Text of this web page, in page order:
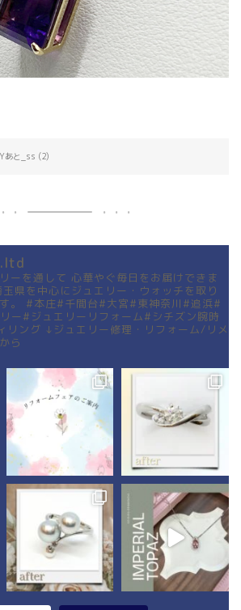
あと_ss (2)
ーを通して 心華やぐ毎日をお届けできま
玉県を中心にジュエリー・ウォッチを取り
。
#本庄#千間台#大宮#東神奈川#追浜#
ー#ジュエリーリフォーム#シチズン腕時
リング ↓ジュエリー修理・リフォーム/リメ
ら